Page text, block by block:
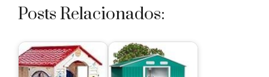
Posts Relacionados: